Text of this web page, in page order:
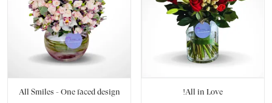
All in Love!
All Smiles - One faced design